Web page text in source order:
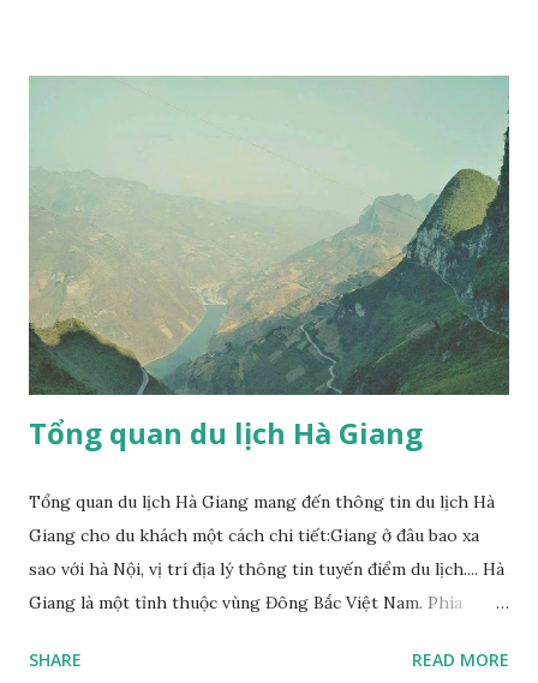
Văn chiêm ngưỡng những cảnh đẹp kỳ thú của Công viên địa
chất Công viên đá Đồng Văn. 16h30: Đến bản Sủng Là tham
quan ngôi nhà Cổ của người H'mông với tường trình bằng
đất - nơi đã được sử dụng làm bối cảnh để quay bộ phim nhựa
" Chuyện của Pao " năm 2006 của đạo diễn Ngô Quang Hải
được chuyển thể từ truyện ngắn "T iếng đàn môi sau bờ rào
đá" của nhà văn Đỗ Bích Thủy đã giành được 4 giải Cán...
Tổng quan du lịch Hà Giang
Tổng quan du lịch Hà Giang mang đến thông tin du lịch Hà
Giang cho du khách một cách chi tiết:Giang ở đâu bao xa
sao với hà Nội, vị trí địa lý thông tin tuyến điểm du lịch.... Hà
Giang là một tỉnh thuộc vùng Đông Bắc Việt Nam. Phía
Cai, phía Nam giáp tỉnh Tuyên Quang. Về phía Bắc, Hà Giang
SHARE READ MORE